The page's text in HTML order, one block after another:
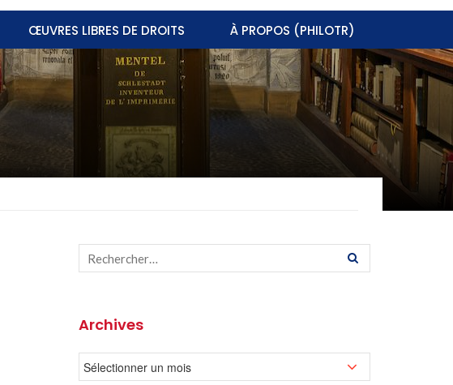
ŒUVRES LIBRES DE DROITS À PROPOS (PHILOTR)
Archives